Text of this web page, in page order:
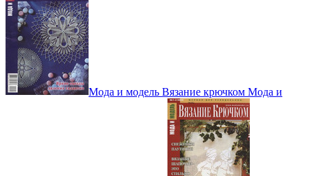
Мода и модель Вязание крючком Мода и